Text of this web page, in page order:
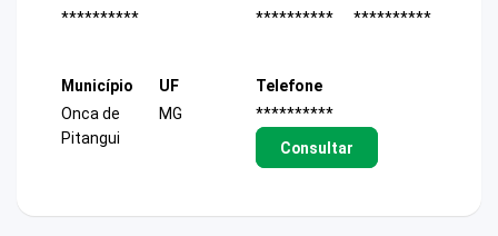
**********
**********
**********
Município
Onca de
Pitangui
UF
MG
Telefone
**********
Consultar